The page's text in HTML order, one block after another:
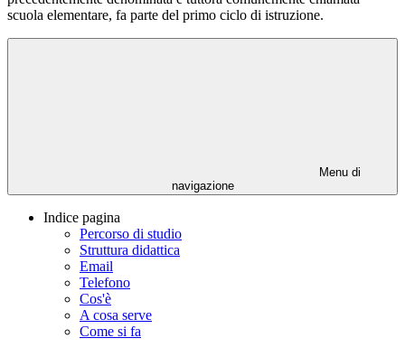
scuola elementare, fa parte del primo ciclo di istruzione.
Menu di
navigazione
Indice pagina
Percorso di studio
Struttura didattica
Email
Telefono
Cos'è
A cosa serve
Come si fa